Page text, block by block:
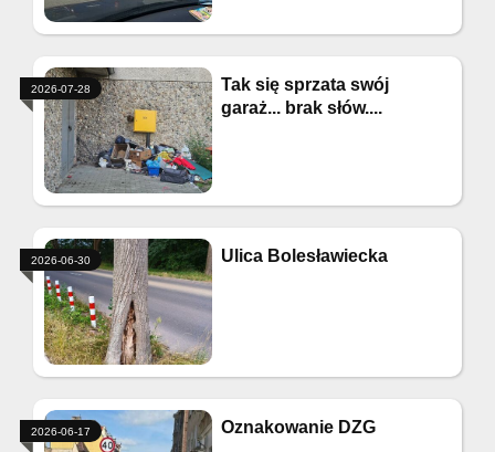
Tak się sprzata swój
garaż... brak słów....
2026-07-28
Ulica Bolesławiecka
2026-06-30
Oznakowanie DZG
2026-06-17